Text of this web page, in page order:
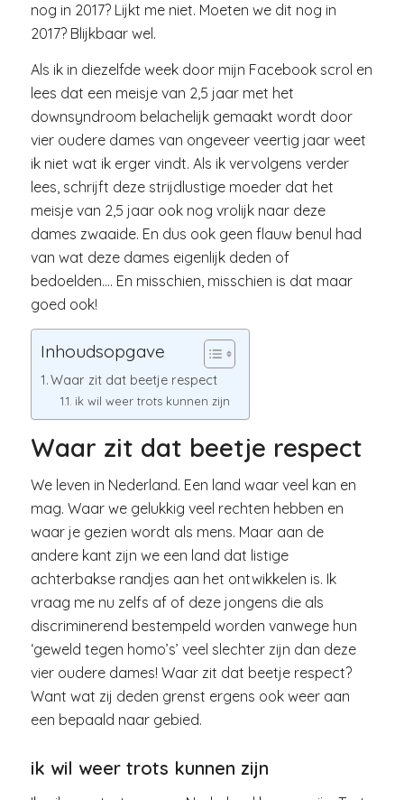
nog in 2017? Lijkt me niet. Moeten we dit nog in
2017? Blijkbaar wel.
Als ik in diezelfde week door mijn Facebook scrol en
lees dat een meisje van 2,5 jaar met het
downsyndroom belachelijk gemaakt wordt door
vier oudere dames van ongeveer veertig jaar weet
ik niet wat ik erger vindt. Als ik vervolgens verder
lees, schrijft deze strijdlustige moeder dat het
meisje van 2,5 jaar ook nog vrolijk naar deze
dames zwaaide. En dus ook geen flauw benul had
van wat deze dames eigenlijk deden of
bedoelden…. En misschien, misschien is dat maar
goed ook!
Inhoudsopgave
Waar zit dat beetje respect
ik wil weer trots kunnen zijn
Waar zit dat beetje respect
We leven in Nederland. Een land waar veel kan en
mag. Waar we gelukkig veel rechten hebben en
waar je gezien wordt als mens. Maar aan de
andere kant zijn we een land dat listige
achterbakse randjes aan het ontwikkelen is. Ik
vraag me nu zelfs af of deze jongens die als
discriminerend bestempeld worden vanwege hun
‘geweld tegen homo’s’ veel slechter zijn dan deze
vier oudere dames! Waar zit dat beetje respect?
Want wat zij deden grenst ergens ook weer aan
een bepaald naar gebied.
ik wil weer trots kunnen zijn